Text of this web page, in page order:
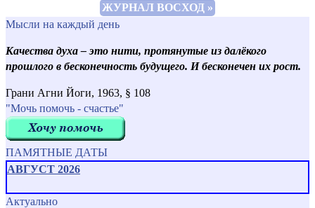
ЖУРНАЛ ВОСХОД »
Мысли на каждый день
Качества духа – это нити, протянутые из далёкого
прошлого в бесконечность будущего. И бесконечен их рост.
Грани Агни Йоги, 1963, § 108
"Мочь помочь - счастье"
ПАМЯТНЫЕ ДАТЫ
АВГУСТ 2026
Актуально